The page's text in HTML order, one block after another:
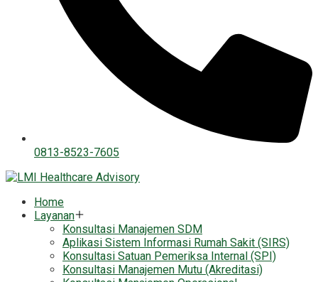
0813-8523-7605
Home
Layanan
Konsultasi Manajemen SDM
Aplikasi Sistem Informasi Rumah Sakit (SIRS)
Konsultasi Satuan Pemeriksa Internal (SPI)
Konsultasi Manajemen Mutu (Akreditasi)